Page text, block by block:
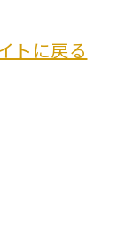
トに戻る